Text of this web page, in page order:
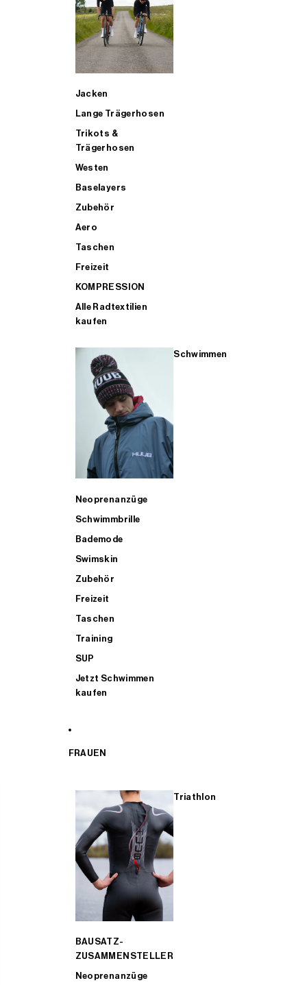
Jacken
Lange Trägerhosen
Trikots &
Trägerhosen
Westen
Baselayers
Zubehör
Aero
Taschen
Freizeit
KOMPRESSION
Alle Radtextilien
kaufen
Schwimmen
Neoprenanzüge
Schwimmbrille
Bademode
Swimskin
Zubehör
Freizeit
Taschen
Training
SUP
Jetzt Schwimmen
kaufen
FRAUEN
Triathlon
BAUSATZ-
ZUSAMMENSTELLER
Neoprenanzüge
ALLE TRIATHLONARTIKEL FÜR MÄNNER KAUFEN